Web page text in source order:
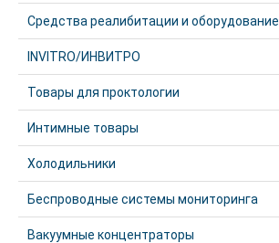
Средства реалибитации и оборудование
INVITRO/ИНВИТРО
Товары для проктологии
Интимные товары
Холодильники
Беспроводные системы мониторинга
Вакуумные концентраторы